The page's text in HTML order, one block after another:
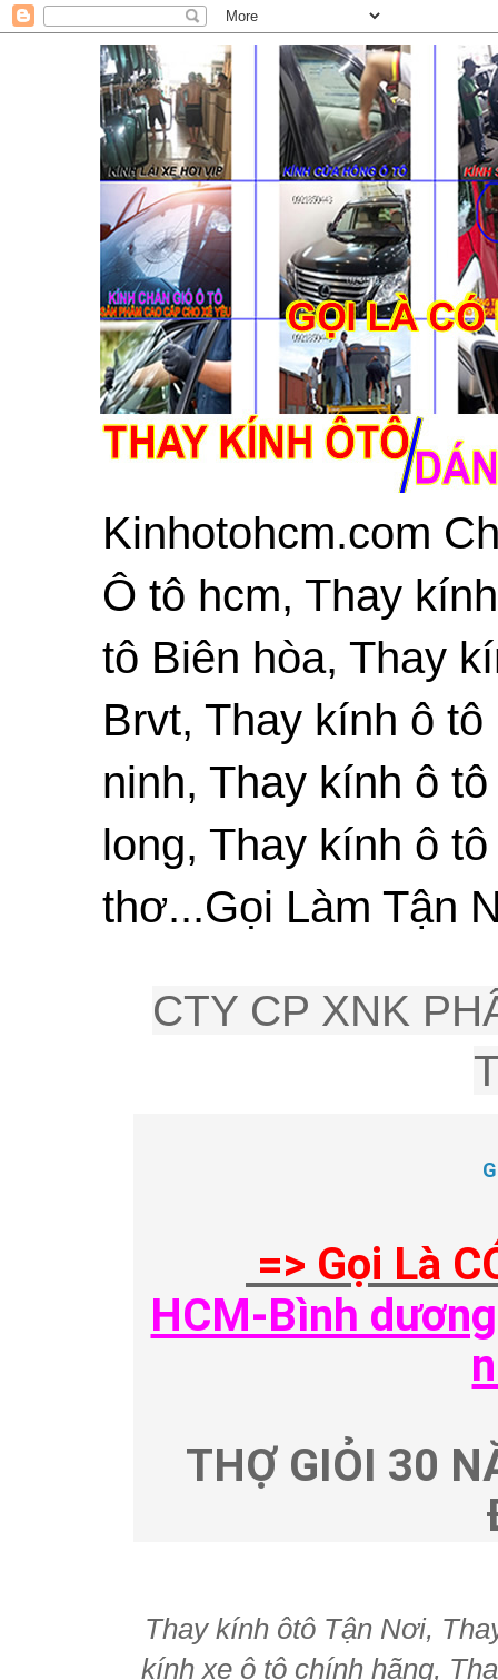
Kinhotohcm.com
Ô tô hcm, Thay
tô Biên hòa, Thay
Brvt, Thay kính ô
ninh, Thay kính ô
long, Thay kính ô
thơ...Gọi Làm Tận
CTY CP XNK
=> Gọi Là
HCM-Bình
THỢ GIỎI 30
Thay kính ôtô Tận Nơi,
kính xe ô tô chính hãng,